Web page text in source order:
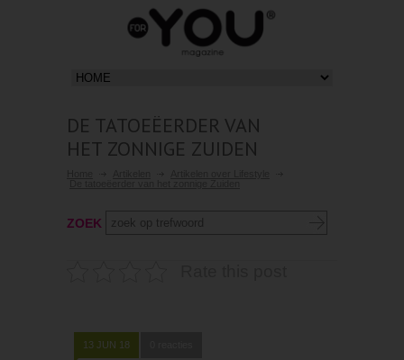
DE TATOEËERDER VAN
HET ZONNIGE ZUIDEN
ZOEK
13 JUN 18